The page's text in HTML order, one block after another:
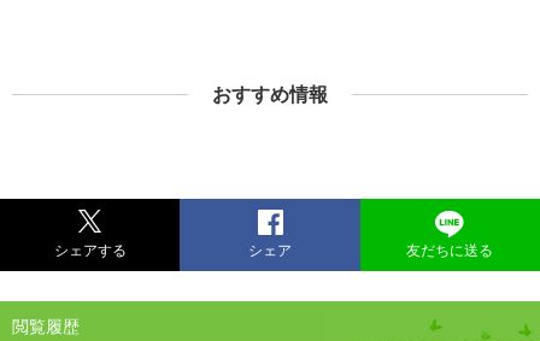
おすすめ情報
シェアする シェア 友だちに送る
閲覧履歴